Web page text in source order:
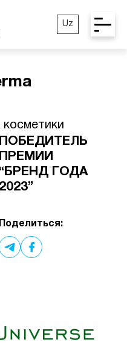
Uz
ПОБЕДИТЕЛЬ
ПРЕМИИ
“БРЕНД ГОДА
2023”
Поделиться: